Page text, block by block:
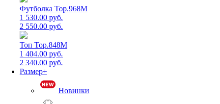
Футболка Top.968M
1 530.00 руб.
2 550.00 руб.
Топ Top.848M
1 404.00 руб.
2 340.00 руб.
Размер+
Новинки